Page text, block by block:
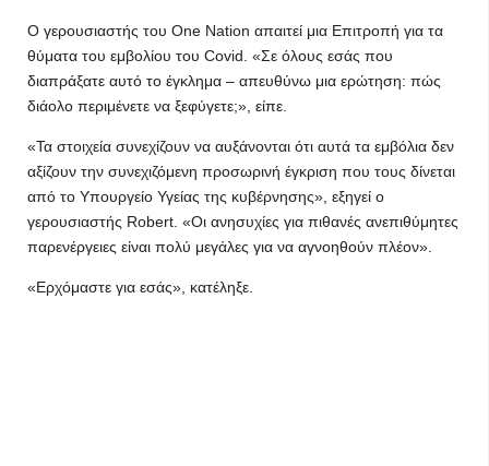
Ο γερουσιαστής του One Nation απαιτεί μια Επιτροπή για τα
θύματα του εμβολίου του Covid. «Σε όλους εσάς που
διαπράξατε αυτό το έγκλημα – απευθύνω μια ερώτηση: πώς
διάολο περιμένετε να ξεφύγετε;», είπε.
«Τα στοιχεία συνεχίζουν να αυξάνονται ότι αυτά τα εμβόλια δεν
αξίζουν την συνεχιζόμενη προσωρινή έγκριση που τους δίνεται
από το Υπουργείο Υγείας της κυβέρνησης», εξηγεί ο
γερουσιαστής Robert. «Οι ανησυχίες για πιθανές ανεπιθύμητες
παρενέργειες είναι πολύ μεγάλες για να αγνοηθούν πλέον».
«Ερχόμαστε για εσάς», κατέληξε.